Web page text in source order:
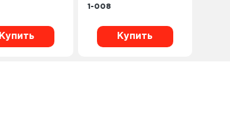
Купить
1-008
Купить